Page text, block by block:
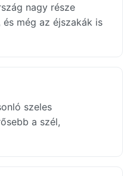
nagy része
még az éjszakák is
szeles
a szél,